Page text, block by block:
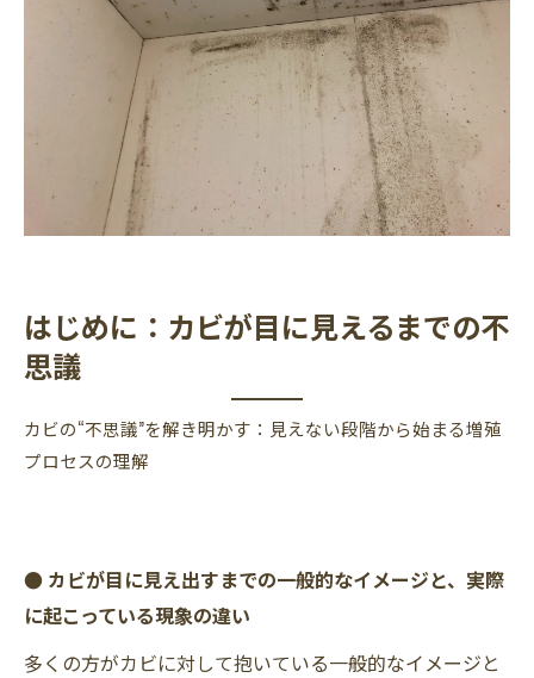
はじめに：カビが目に見えるまでの不
思議
カビの“不思議”を解き明かす：見えない段階から始まる増殖
プロセスの理解
● カビが目に見え出すまでの一般的なイメージと、実際
に起こっている現象の違い
多くの方がカビに対して抱いている一般的なイメージと